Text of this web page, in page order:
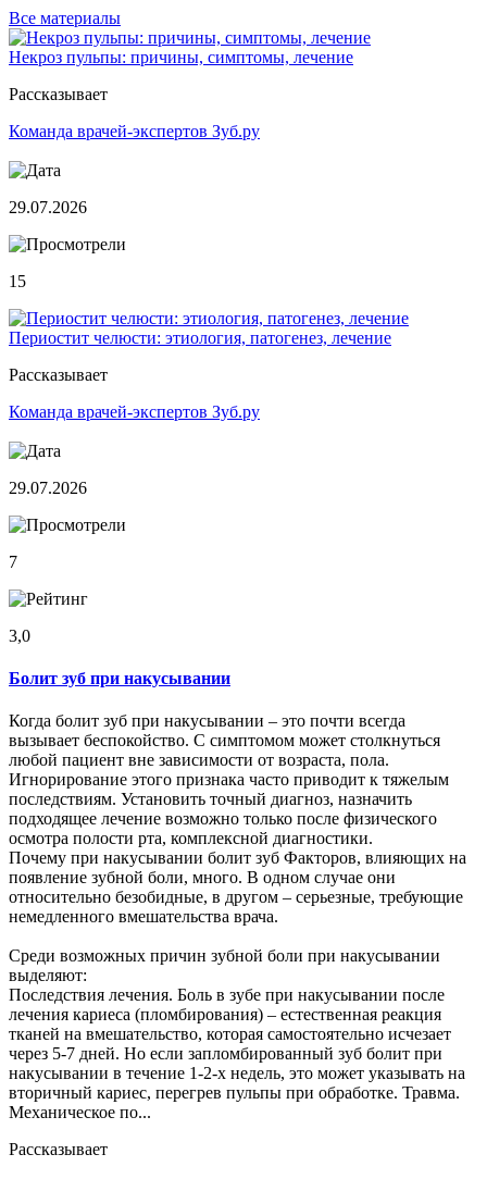
Все материалы
Некроз пульпы: причины, симптомы, лечение
Рассказывает
Команда врачей-экспертов Зуб.ру
29.07.2026
15
Периостит челюсти: этиология, патогенез, лечение
Рассказывает
Команда врачей-экспертов Зуб.ру
29.07.2026
7
3,0
Болит зуб при накусывании
Когда болит зуб при накусывании – это почти всегда
вызывает беспокойство. С симптомом может столкнуться
любой пациент вне зависимости от возраста, пола.
Игнорирование этого признака часто приводит к тяжелым
последствиям. Установить точный диагноз, назначить
подходящее лечение возможно только после физического
осмотра полости рта, комплексной диагностики.
Почему при накусывании болит зуб Факторов, влияющих на
появление зубной боли, много. В одном случае они
относительно безобидные, в другом – серьезные, требующие
немедленного вмешательства врача.
Среди возможных причин зубной боли при накусывании
выделяют:
Последствия лечения. Боль в зубе при накусывании после
лечения кариеса (пломбирования) – естественная реакция
тканей на вмешательство, которая самостоятельно исчезает
через 5-7 дней. Но если запломбированный зуб болит при
накусывании в течение 1-2-х недель, это может указывать на
вторичный кариес, перегрев пульпы при обработке. Травма.
Механическое по...
Рассказывает